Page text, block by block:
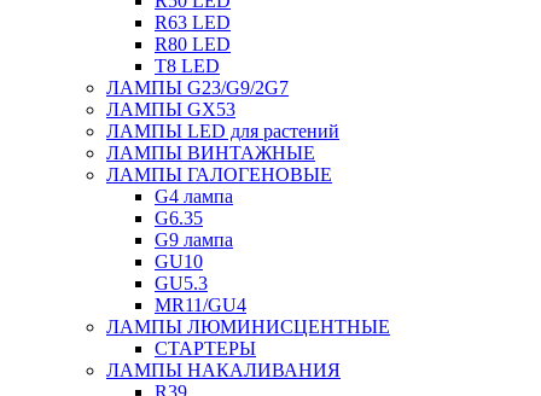
R63 LED
R80 LED
T8 LED
ЛАМПЫ G23/G9/2G7
ЛАМПЫ GX53
ЛАМПЫ LED для растений
ЛАМПЫ ВИНТАЖНЫЕ
ЛАМПЫ ГАЛОГЕНОВЫЕ
G4 лампа
G6.35
G9 лампа
GU10
GU5.3
MR11/GU4
ЛАМПЫ ЛЮМИНИСЦЕНТНЫЕ
СТАРТЕРЫ
ЛАМПЫ НАКАЛИВАНИЯ
R39